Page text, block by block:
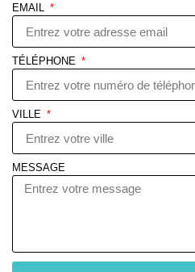
EMAIL
TÉLÉPHONE
VILLE
MESSAGE